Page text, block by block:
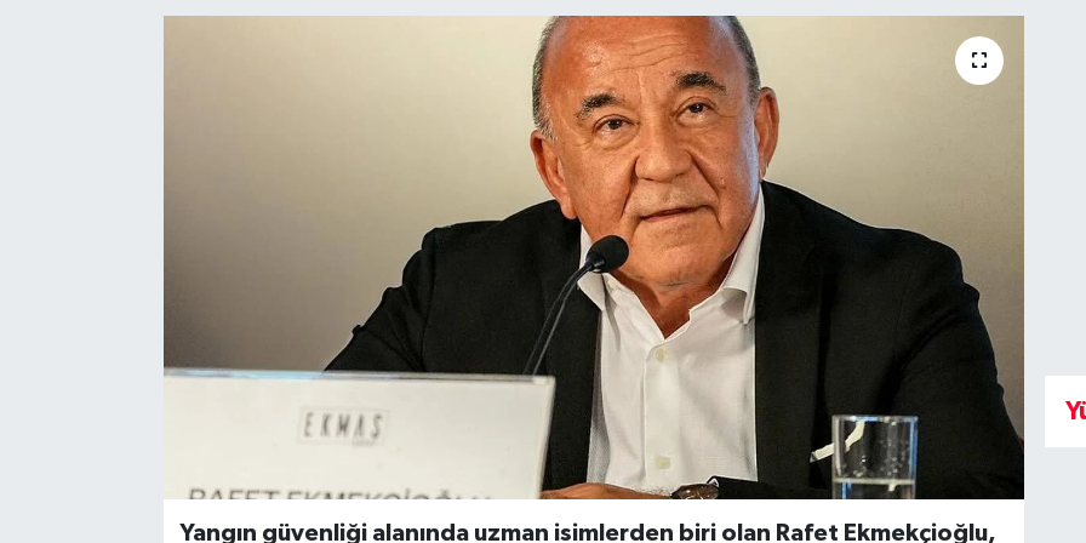
Yangın güvenliği alanında uzman isimlerden biri olan Rafet Ekmekçioğlu,